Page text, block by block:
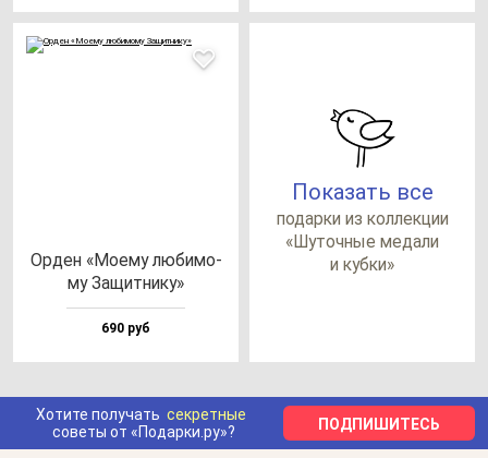
Орден «Моему лю­би­мо­
му Защит­ни­ку»
690 руб
Показать все
по­дар­ки из кол­лек­ции
«Шуточ­ные ме­да­ли
и куб­ки»
Хотите получать секретные
советы от «Подарки.ру»?
ПОДПИШИТЕСЬ